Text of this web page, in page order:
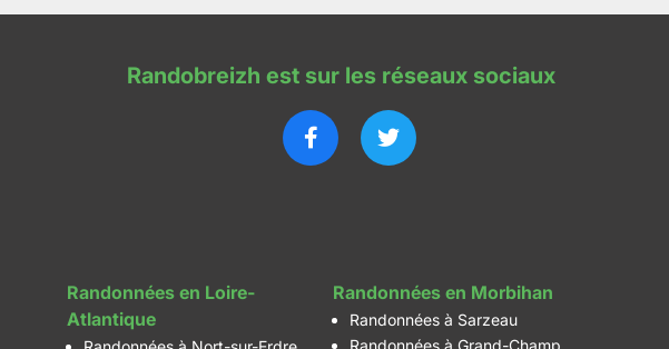
Randobreizh est sur les réseaux sociaux
Randonnées en Loire-
Atlantique
Randonnées en Morbihan
Randonnées à Sarzeau